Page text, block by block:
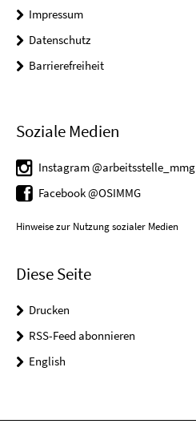
Impressum
Datenschutz
Barrierefreiheit
Soziale Medien
Instagram @arbeitsstelle_mmg
Facebook @OSIMMG
Hinweise zur Nutzung sozialer Medien
Diese Seite
Drucken
RSS-Feed abonnieren
English